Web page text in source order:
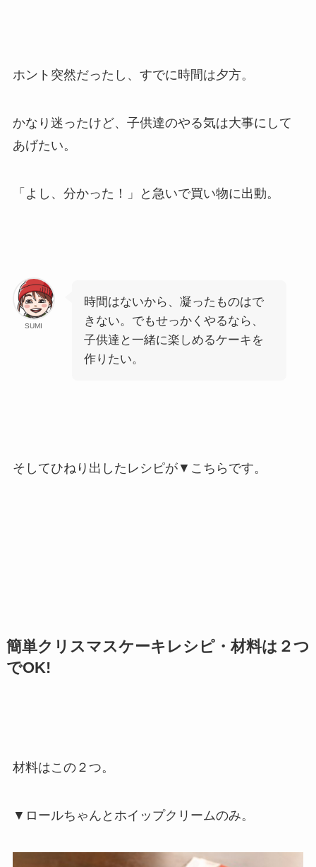
ホント突然だったし、すでに時間は夕方。
かなり迷ったけど、子供達のやる気は大事にして
あげたい。
「よし、分かった！」と急いで買い物に出動。
SUMI
時間はないから、凝ったものはで
きない。でもせっかくやるなら、
子供達と一緒に楽しめるケーキを
作りたい。
そしてひねり出したレシピが▼こちらです。
簡単クリスマスケーキレシピ・材料は２つ
でOK!
材料はこの２つ。
▼ロールちゃんとホイップクリームのみ。